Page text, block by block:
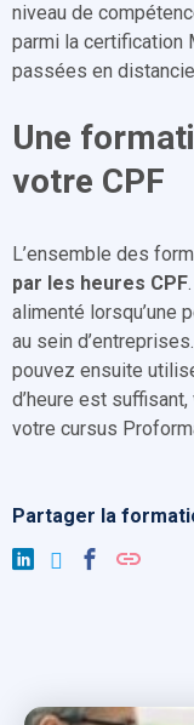
niveau de
parmi la certification
passées en
Une
votre CPF
L’ensemble des
par les heures CPF
alimenté lorsqu’une
au sein
pouvez ensuite
d’heure est
votre cursus
Partager la